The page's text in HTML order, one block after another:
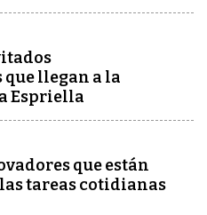
llegan a la
Espriella
que están
tareas cotidianas